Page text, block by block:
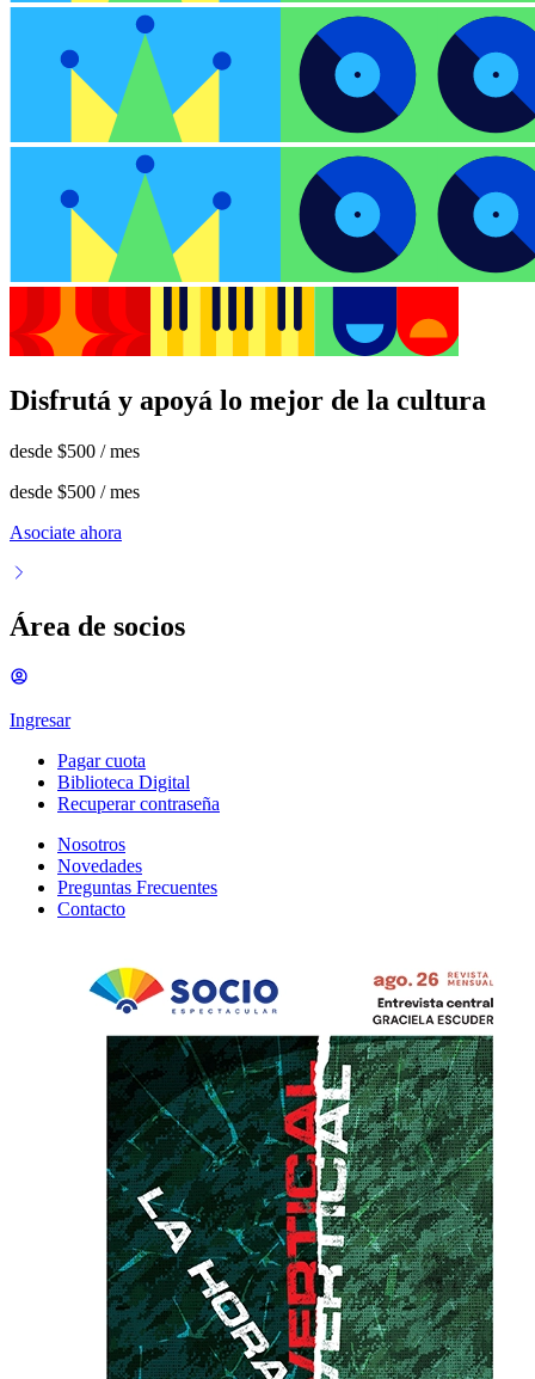
Disfrutá y apoyá lo mejor de la cultura
desde $500 / mes
desde $500 / mes
Asociate ahora
Área de socios
Ingresar
Pagar cuota
Biblioteca Digital
Recuperar contraseña
Nosotros
Novedades
Preguntas Frecuentes
Contacto